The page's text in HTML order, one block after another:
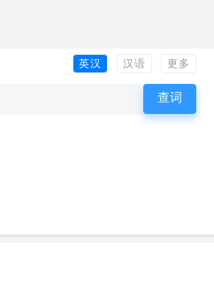
英汉 汉语 更多